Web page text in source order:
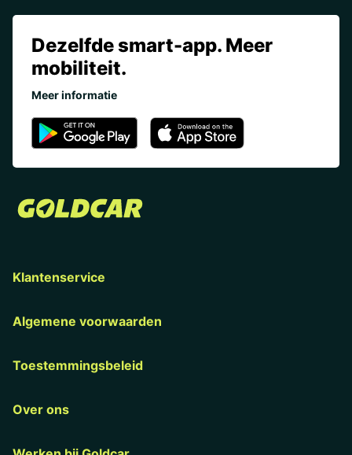
Dezelfde smart-app. Meer
mobiliteit.
Meer informatie
Klantenservice
Algemene voorwaarden
Toestemmingsbeleid
Over ons